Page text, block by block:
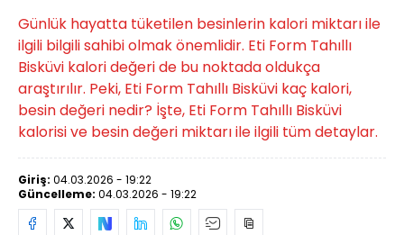
Günlük hayatta tüketilen besinlerin kalori miktarı ile
ilgili bilgili sahibi olmak önemlidir. Eti Form Tahıllı
Bisküvi kalori değeri de bu noktada oldukça
araştırılır. Peki, Eti Form Tahıllı Bisküvi kaç kalori,
besin değeri nedir? İşte, Eti Form Tahıllı Bisküvi
kalorisi ve besin değeri miktarı ile ilgili tüm detaylar.
Giriş: 04.03.2026 - 19:22
Güncelleme: 04.03.2026 - 19:22